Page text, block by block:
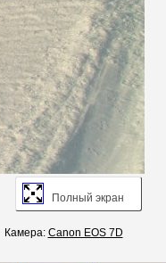
Полный экран
Камера: Canon EOS 7D